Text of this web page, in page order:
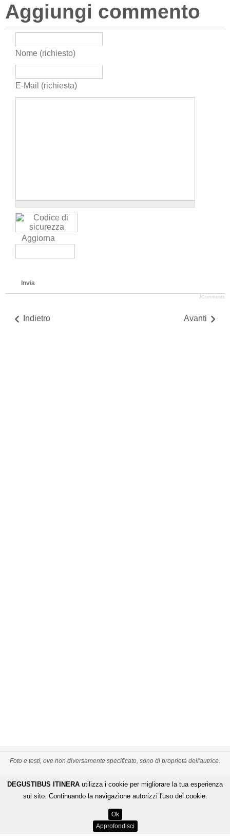
Aggiungi commento
Nome (richiesto)
E-Mail (richiesta)
Aggiorna
Invia
JComments
Indietro Avanti
Foto e testi, ove non diversamente specificato, sono di proprietà dell'autrice.
PRIVACY POLICY-CREDITS -MAPPA DEL SITO
De Gustibus Itinera - Copyright © All Rights Reserved
ENGINEERING BY
DEGUSTIBUS ITINERA utilizza i cookie per migliorare la tua esperienza
sul sito. Continuando la navigazione autorizzi l'uso dei cookie.
Ok
Approfondisci